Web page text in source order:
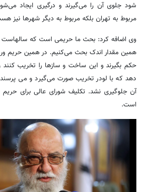
شود جلوی آن را می‌گیرند و درگیری ایجاد
مربوط به تهران بلکه مربوط به دیگر شهرها نیز
وی اضافه کرد: بحث ما حریمی‌ است که سالهاست
همین مقدار اندک بحث می‌کنیم. در همین حریم
حکم بگیرند و این ساخت و سازها را تخریب کنند
دهد که با لودر تخریب صورت می‌گیرد و می پرسند
آن جلوگیری نشد. تکلیف شورای عالی برای حریم
است.